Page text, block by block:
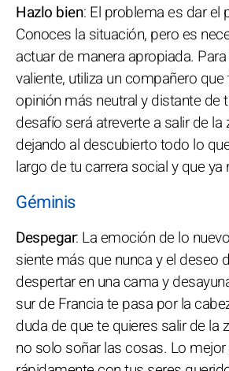
Hazlo bien: El problema es dar el
Conoces la situación, pero es
actuar de manera apropiada.
valiente, utiliza un compañero que
opinión más neutral y distante de
desafío será atreverte a salir de
dejando al descubierto todo lo
largo de tu carrera social y que ya
Géminis
Despegar: La emoción de lo
siente más que nunca y el deseo
despertar en una cama y
sur de Francia te pasa por la
duda de que te quieres salir de la
no solo soñar las cosas. Lo